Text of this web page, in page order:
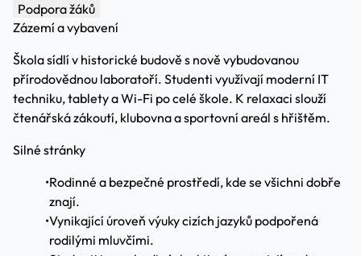
Podpora žáků
Zázemí a vybavení
Škola sídlí v historické budově s nově vybudovanou
přírodovědnou laboratoří. Studenti využívají moderní IT
techniku, tablety a Wi-Fi po celé škole. K relaxaci slouží
čtenářská zákoutí, klubovna a sportovní areál s hřištěm.
Silné stránky
•Rodinné a bezpečné prostředí, kde se všichni dobře
znají.
•Vynikající úroveň výuky cizích jazyků podpořená
rodilými mluvčími.